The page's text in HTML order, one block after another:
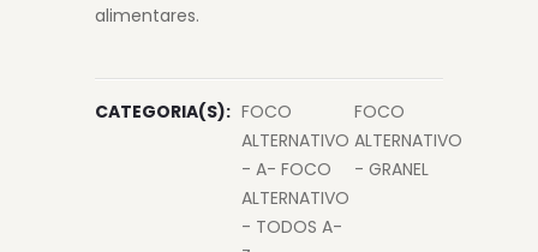
alimentares.
CATEGORIA(S): FOCO
ALTERNATIVO
- A- FOCO
ALTERNATIVO
- TODOS A-
FOCO
ALTERNATIVO
- GRANEL